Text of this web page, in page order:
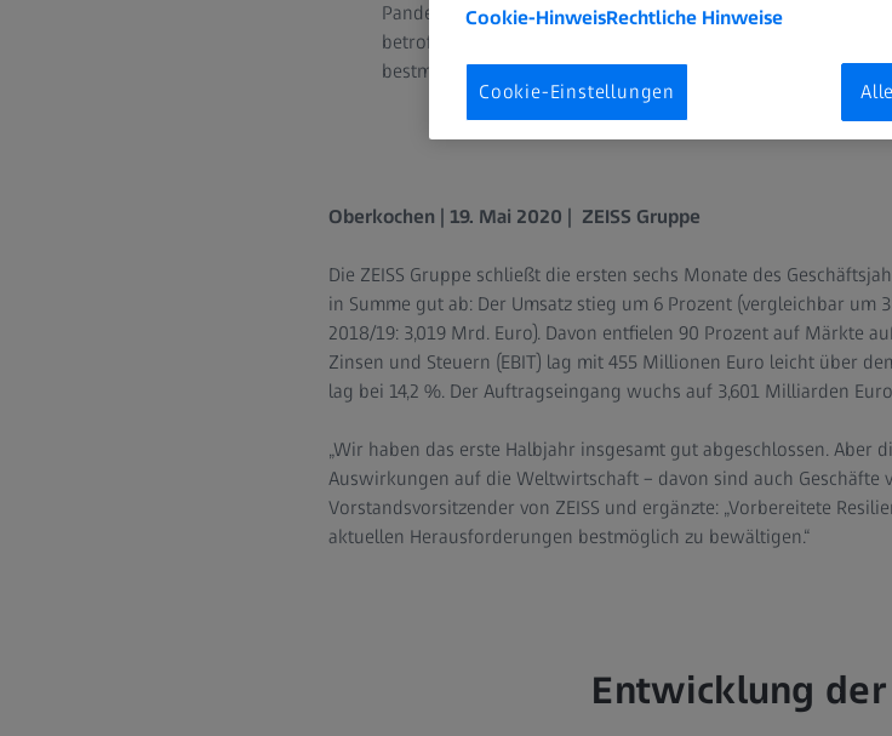
Pandemie hat umfassende Auswirkungen auf die
betroffen. Vorbereitete Resilienzmaßnahmen werden ZEISS
bestmöglich zu bewältigen.“
Oberkochen | 19. Mai 2020 | ZEISS Gruppe
Die ZEISS Gruppe schließt die ersten sechs Monate des
in Summe gut ab: Der Umsatz stieg um 6 Prozent (vergleichbar um
2018/19: 3,019 Mrd. Euro). Davon entfielen 90 Prozent auf Märkte
Zinsen und Steuern (EBIT) lag mit 455 Millionen Euro leicht über
lag bei 14,2 %. Der Auftragseingang wuchs auf 3,601 Milliarden
„Wir haben das erste Halbjahr insgesamt gut abgeschlossen. Aber
Auswirkungen auf die Weltwirtschaft – davon sind auch Geschäfte
Vorstandsvorsitzender von ZEISS und ergänzte: „Vorbereitete
aktuellen Herausforderungen bestmöglich zu bewältigen.“
Entwicklung
Cookie-HinweisRechtliche Hinweise
Cookie-Einstellungen